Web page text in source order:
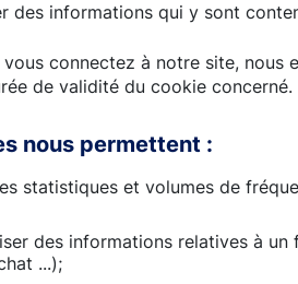
des informations qui y sont
vous connectez à notre site,
de validité du cookie concerné.
nous permettent :
statistiques et volumes de
des informations relatives à
...);